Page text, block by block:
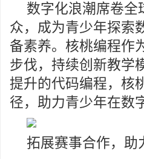
数字化浪潮席卷全
众，成为青少年探索
备素养。核桃编程作
步伐，持续创新教学
提升的代码编程，核
径，助力青少年在数
拓展赛事合作，助